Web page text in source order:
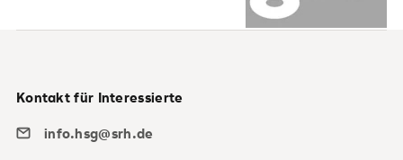
Kontakt für Interessierte
info.hsg@srh.de